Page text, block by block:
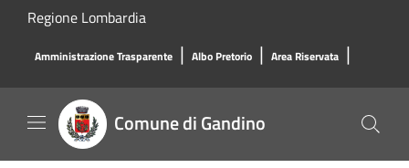
Salta al contenuto principale
Regione Lombardia
Amministrazione Trasparente | Albo Pretorio | Area Riservata |
Comune di Gandino